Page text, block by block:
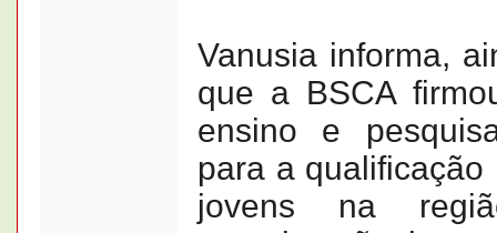
Vanusia informa,
que a BSCA
ensino e
para a
jovens na